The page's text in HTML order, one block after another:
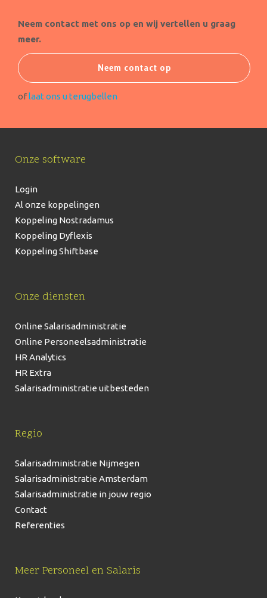
Neem contact met ons op en wij vertellen u graag
meer.
Neem contact op
oflaat ons u terugbellen
Onze software
Login
Al onze koppelingen
Koppeling Nostradamus
Koppeling Dyflexis
Koppeling Shiftbase
Onze diensten
Online Salarisadministratie
Online Personeelsadministratie
HR Analytics
HR Extra
Salarisadministratie uitbesteden
Regio
Salarisadministratie Nijmegen
Salarisadministratie Amsterdam
Salarisadministratie in jouw regio
Contact
Referenties
Meer Personeel en Salaris